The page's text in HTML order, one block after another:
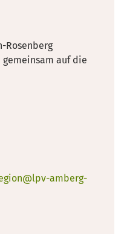
Rosenberg
auf die
amberg-